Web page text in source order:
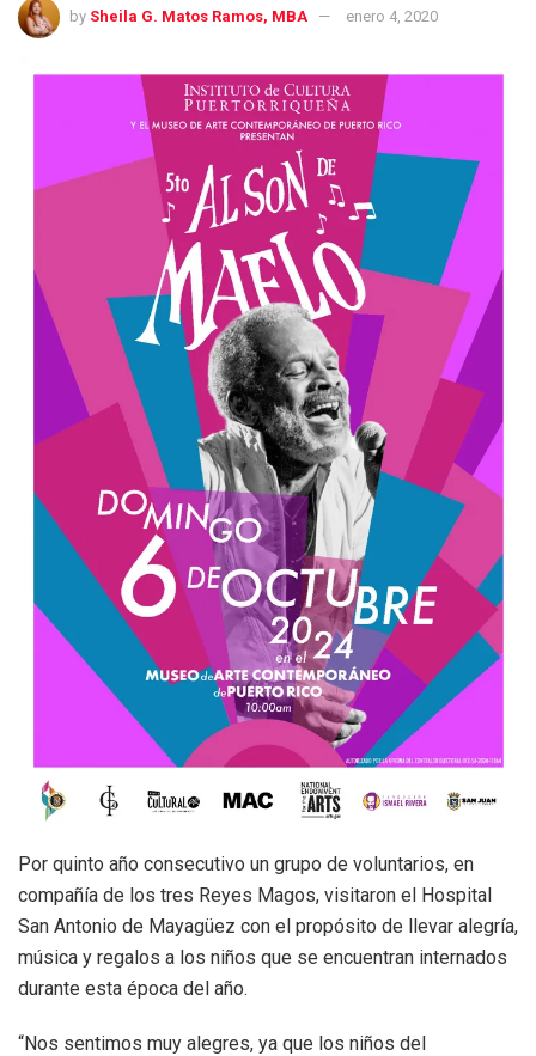
by Sheila G. Matos Ramos, MBA enero 4, 2020
Por quinto año consecutivo un grupo de voluntarios, en
compañía de los tres Reyes Magos, visitaron el Hospital
San Antonio de Mayagüez con el propósito de llevar alegría,
música y regalos a los niños que se encuentran internados
durante esta época del año.
“Nos sentimos muy alegres, ya que los niños del